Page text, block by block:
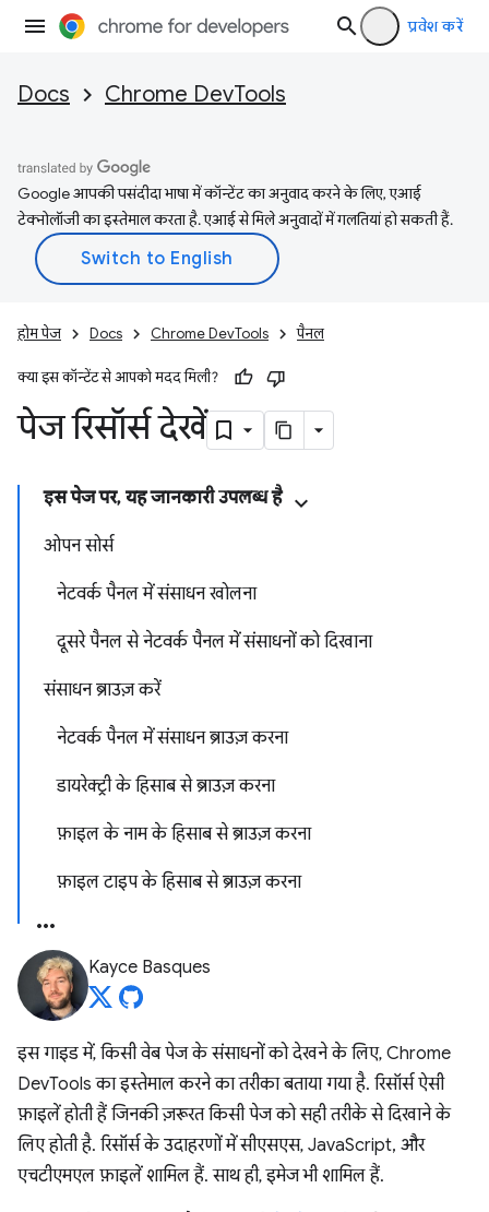
प्रवेश करें
Docs Chrome DevTools
Google आपकी पसंदीदा भाषा में कॉन्टेंट का अनुवाद करने के लिए, एआई
टेक्नोलॉजी का इस्तेमाल करता है. एआई से मिले अनुवादों में गलतियां हो सकती हैं.
होम पेज Docs Chrome DevTools पैनल
क्या इस कॉन्टेंट से आपको मदद मिली?
पेज रिसॉर्स देखें
इस पेज पर, यह जानकारी उपलब्ध है
ओपन सोर्स
नेटवर्क पैनल में संसाधन खोलना
दूसरे पैनल से नेटवर्क पैनल में संसाधनों को दिखाना
संसाधन ब्राउज़ करें
नेटवर्क पैनल में संसाधन ब्राउज़ करना
डायरेक्ट्री के हिसाब से ब्राउज़ करना
फ़ाइल के नाम के हिसाब से ब्राउज़ करना
फ़ाइल टाइप के हिसाब से ब्राउज़ करना
Kayce Basques
इस गाइड में, किसी वेब पेज के संसाधनों को देखने के लिए, Chrome
DevTools का इस्तेमाल करने का तरीका बताया गया है. रिसॉर्स ऐसी
फ़ाइलें होती हैं जिनकी ज़रूरत किसी पेज को सही तरीके से दिखाने के
लिए होती है. रिसॉर्स के उदाहरणों में सीएसएस, JavaScript, और
एचटीएमएल फ़ाइलें शामिल हैं. साथ ही, इमेज भी शामिल हैं.